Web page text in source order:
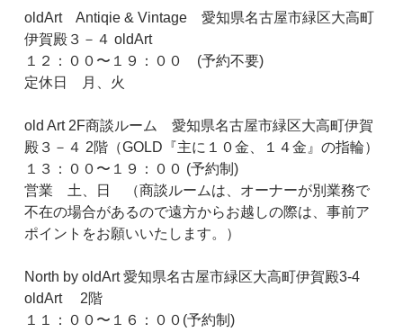
oldArt Antiqie & Vintage 愛知県名古屋市緑区大高町
伊賀殿３－４ oldArt
１２：００〜１９：００ (予約不要)
定休日 月、火
old Art 2F商談ルーム 愛知県名古屋市緑区大高町伊賀
殿３－４ 2階（GOLD『主に１０金、１４金』の指輪）
１３：００〜１９：００ (予約制)
営業 土、日 （商談ルームは、オーナーが別業務で
不在の場合があるので遠方からお越しの際は、事前ア
ポイントをお願いいたします。）
North by oldArt 愛知県名古屋市緑区大高町伊賀殿3-4
oldArt 2階
１１：００〜１６：００(予約制)